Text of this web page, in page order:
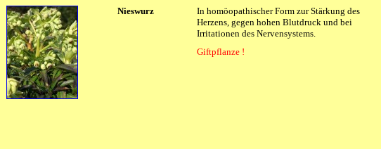
Nieswurz
In homöopathischer Form zur Stärkung des
Herzens, gegen hohen Blutdruck und bei
Irritationen des Nervensystems.
Giftpflanze !